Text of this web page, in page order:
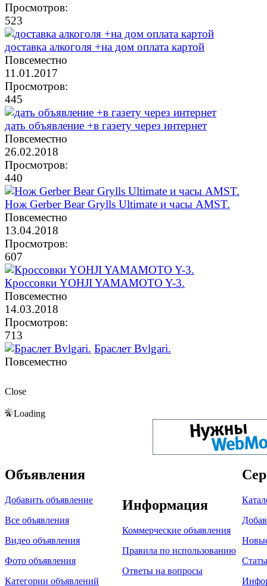
Просмотров:
523
доставка алкоголя +на дом оплата картой
Повсеместно
11.01.2017
Просмотров:
445
дать объявление +в газету через интернет
Повсеместно
26.02.2018
Просмотров:
440
Нож Gerber Bear Grylls Ultimate и часы AMST.
Повсеместно
13.04.2018
Просмотров:
607
Кроссовки YOHJI YAMAMOTO Y-3.
Повсеместно
14.03.2018
Просмотров:
713
Браслет Bvlgari.
Повсеместно
Close
Loading
Объявления
Добавить объявление
Все объявления
Видео объявления
Фото объявления
Категории объявлений
Информация
Коммерческие объявления
Правила по использованию
Ответы на вопросы